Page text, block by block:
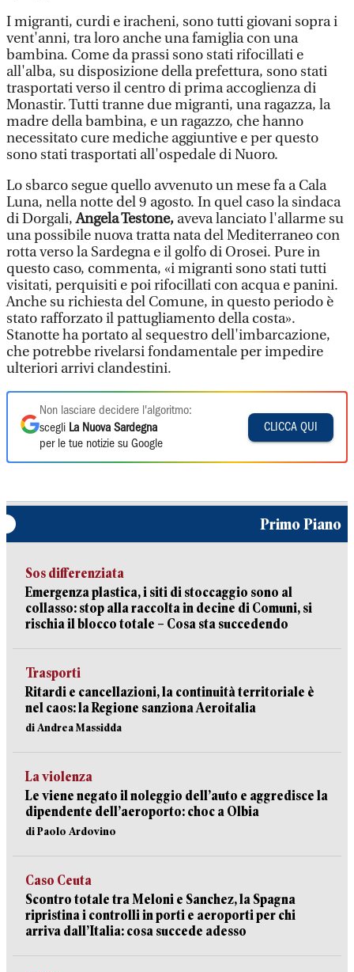
I migranti, curdi e iracheni, sono tutti giovani sopra i
vent'anni, tra loro anche una famiglia con una
bambina. Come da prassi sono stati rifocillati e
all'alba, su disposizione della prefettura, sono stati
trasportati verso il centro di prima accoglienza di
Monastir. Tutti tranne due migranti, una ragazza, la
madre della bambina, e un ragazzo, che hanno
necessitato cure mediche aggiuntive e per questo
sono stati trasportati all'ospedale di Nuoro.
Lo sbarco segue quello avvenuto un mese fa a Cala
Luna, nella notte del 9 agosto. In quel caso la sindaca
di Dorgali,Angela Testone, aveva lanciato l'allarme su
una possibile nuova tratta nata del Mediterraneo con
rotta verso la Sardegna e il golfo di Orosei. Pure in
questo caso, commenta, «i migranti sono stati tutti
visitati, perquisiti e poi rifocillati con acqua e panini.
Anche su richiesta del Comune, in questo periodo è
stato rafforzato il pattugliamento della costa».
Stanotte ha portato al sequestro dell'imbarcazione,
che potrebbe rivelarsi fondamentale per impedire
ulteriori arrivi clandestini.
Non lasciare decidere l'algoritmo:
scegli La Nuova Sardegna
per le tue notizie su Google
CLICCA QUI
Primo Piano
Sos differenziata
Emergenza plastica, i siti di stoccaggio sono al
collasso: stop alla raccolta in decine di Comuni, si
rischia il blocco totale – Cosa sta succedendo
Trasporti
Ritardi e cancellazioni, la continuità territoriale è
nel caos: la Regione sanziona Aeroitalia
di Andrea Massidda
La violenza
Le viene negato il noleggio dell’auto e aggredisce la
dipendente dell’aeroporto: choc a Olbia
di Paolo Ardovino
Caso Ceuta
Scontro totale tra Meloni e Sanchez, la Spagna
ripristina i controlli in porti e aeroporti per chi
arriva dall’Italia: cosa succede adesso